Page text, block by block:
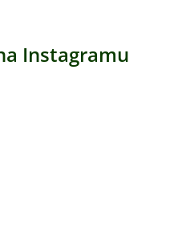
Instagramu